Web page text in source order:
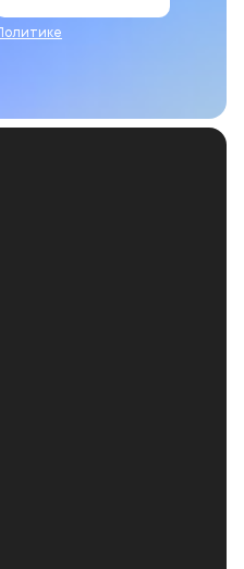
Политике